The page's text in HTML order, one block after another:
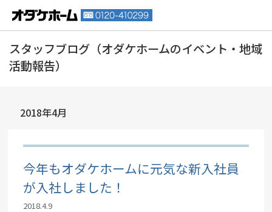
2018年4月
今年もオダケホームに元気な新入社員
が入社しました！
2018.4.9